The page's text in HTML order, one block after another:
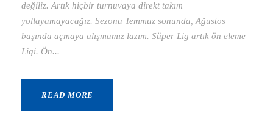
değiliz. Artık hiçbir turnuvaya direkt takım
yollayamayacağız. Sezonu Temmuz sonunda, Ağustos
başında açmaya alışmamız lazım. Süper Lig artık ön eleme
Ligi. Ön...
READ MORE